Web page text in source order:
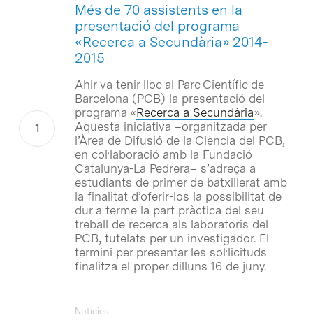
Més de 70 assistents en la
presentació del programa
«Recerca a Secundària» 2014-
2015
Ahir va tenir lloc al Parc Científic de
Barcelona (PCB) la presentació del
programa «Recerca a Secundària».
Aquesta iniciativa –organitzada per
l’Àrea de Difusió de la Ciència del PCB,
en col·laboració amb la Fundació
Catalunya-La Pedrera– s’adreça a
estudiants de primer de batxillerat amb
la finalitat d’oferir-los la possibilitat de
dur a terme la part pràctica del seu
treball de recerca als laboratoris del
PCB, tutelats per un investigador. El
termini per presentar les sol·licituds
finalitza el proper dilluns 16 de juny.
Notícies